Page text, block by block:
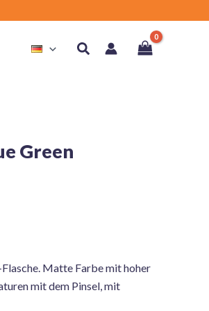
Suchen
Green
Matte Farbe mit hoher
mit dem Pinsel, mit